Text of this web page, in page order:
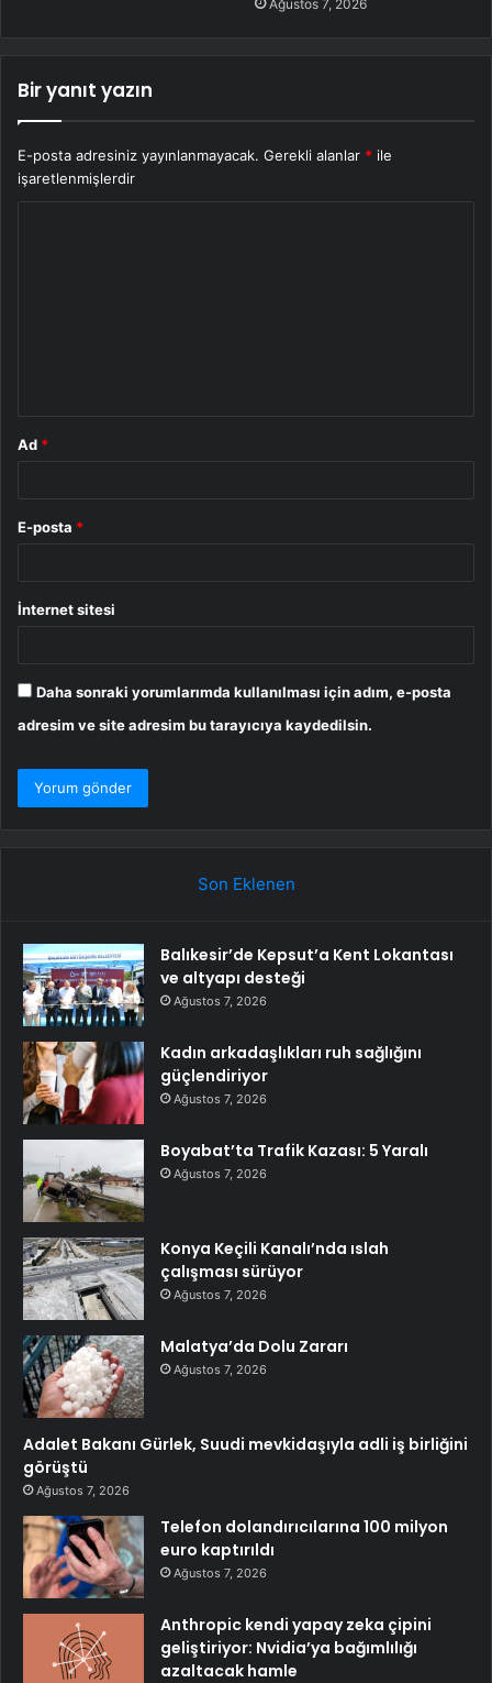
Ağustos 7, 2026
Bir yanıt yazın
E-posta adresiniz yayınlanmayacak. Gerekli alanlar * ile
işaretlenmişlerdir
Ad *
E-posta *
İnternet sitesi
Daha sonraki yorumlarımda kullanılması için adım, e-posta
adresim ve site adresim bu tarayıcıya kaydedilsin.
Son Eklenen
Balıkesir’de Kepsut’a Kent Lokantası
ve altyapı desteği
Ağustos 7, 2026
Kadın arkadaşlıkları ruh sağlığını
güçlendiriyor
Ağustos 7, 2026
Boyabat’ta Trafik Kazası: 5 Yaralı
Ağustos 7, 2026
Konya Keçili Kanalı’nda ıslah
çalışması sürüyor
Ağustos 7, 2026
Malatya’da Dolu Zararı
Ağustos 7, 2026
Adalet Bakanı Gürlek, Suudi mevkidaşıyla adli iş birliğini
görüştü
Ağustos 7, 2026
Telefon dolandırıcılarına 100 milyon
euro kaptırıldı
Ağustos 7, 2026
Anthropic kendi yapay zeka çipini
geliştiriyor: Nvidia’ya bağımlılığı
azaltacak hamle